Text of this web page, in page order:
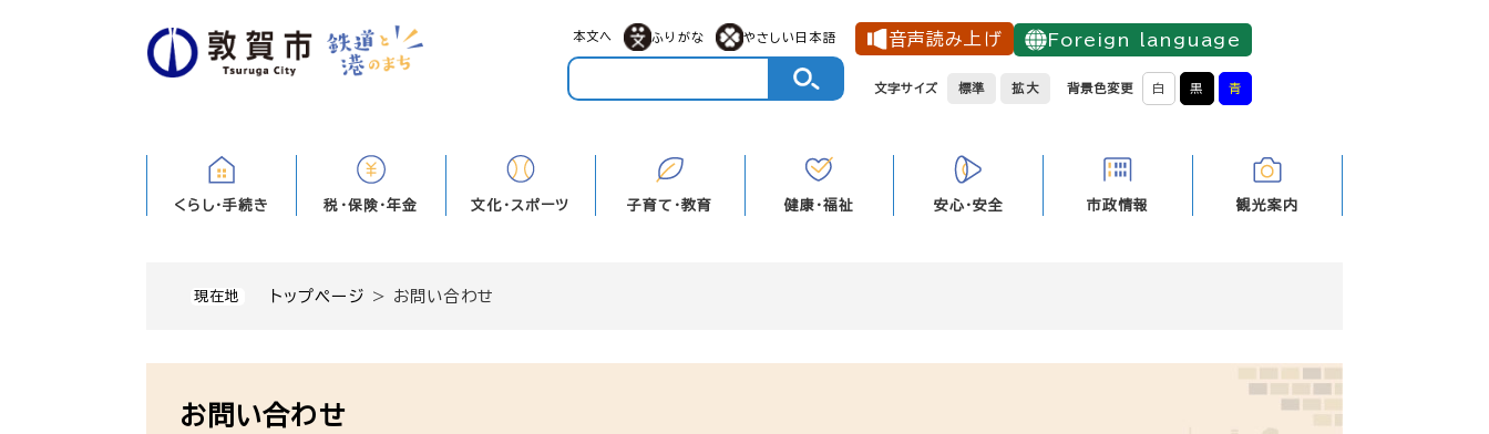
メニューを飛ばして本文へ
本文へ ふりがな やさしい日本語 音声読み上げ Foreign language
文字サイズ 標準 拡大 背景色変更 白 黒 青
くらし・手続き 税・保険・年金 文化・スポーツ 子育て・教育 健康・福祉 安心・安全 市政情報 観光案内
現在地 トップページ > お問い合わせ
お問い合わせ